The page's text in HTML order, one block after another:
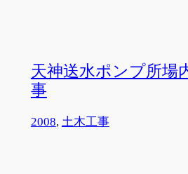
天神送水ポンプ所場
事
2008, 土木工事